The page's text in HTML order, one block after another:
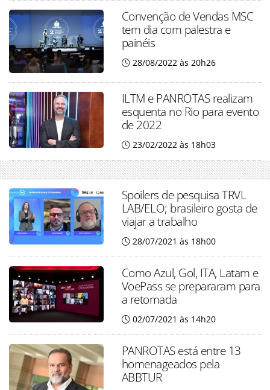
Convenção de Vendas MSC
tem dia com palestra e
painéis
28/08/2022 às 20h26
ILTM e PANROTAS realizam
esquenta no Rio para evento
de 2022
23/02/2022 às 18h03
Spoilers de pesquisa TRVL
LAB/ELO; brasileiro gosta de
viajar a trabalho
28/07/2021 às 18h00
Como Azul, Gol, ITA, Latam e
VoePass se prepararam para
a retomada
02/07/2021 às 14h20
PANROTAS está entre 13
homenageados pela
ABBTUR